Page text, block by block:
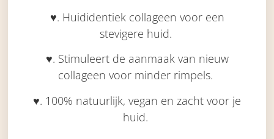
♥. Huididentiek collageen voor een
stevigere huid.
♥. Stimuleert de aanmaak van nieuw
collageen voor minder rimpels.
♥. 100% natuurlijk, vegan en zacht voor je
huid.